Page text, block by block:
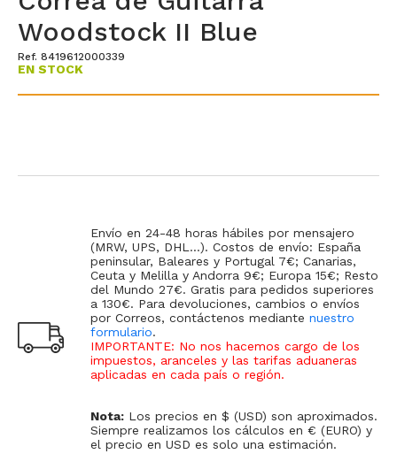
Woodstock II Blue
Ref. 8419612000339
EN STOCK
Envío en 24-48 horas hábiles por mensajero
(MRW, UPS, DHL...). Costos de envío: España
peninsular, Baleares y Portugal 7€; Canarias,
Ceuta y Melilla y Andorra 9€; Europa 15€; Resto
del Mundo 27€. Gratis para pedidos superiores
a 130€. Para devoluciones, cambios o envíos
por Correos, contáctenos mediante nuestro
formulario.
IMPORTANTE: No nos hacemos cargo de los
impuestos, aranceles y las tarifas aduaneras
aplicadas en cada país o región.
Nota: Los precios en $ (USD) son aproximados.
Siempre realizamos los cálculos en € (EURO) y
el precio en USD es solo una estimación.